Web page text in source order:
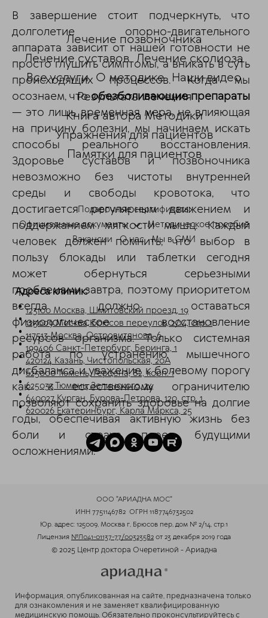
В завершение стоит подчеркнуть, что
долголетие опорно-двигательного
аппарата зависит от нашей готовности не
просто глушить симптомы, а вникать в суть
происходящих процессов. Когда мы
осознаем, чтообезболивающие препараты
— это лишь временная мера, не влияющая
на причину болезни, мы начинаем искать
способы реального восстановления.
Здоровье суставов и позвоночника
невозможно без чистоты внутренней
среды и свободы кровотока, что
достигается регулярным движением и
поддержанием мягкости мышц. Каждый
человек должен помнить, что выбор в
пользу блокады или таблетки сегодня
может обернуться серьезными
проблемами завтра, поэтому приоритетом
всегда должно оставаться
физиологическое восстановление
ресурсов организма. Только системная
работа по устранению мышечного
дисбаланса и уважение к болевому порогу
как к естественному ограничителю
позволяют сохранить здоровье на долгие
годы, обеспечивая активную жизнь без
боли и страха перед будущими
осложнениями.
Лечение позвоночника
Лечение суставов Лечение сколиоза
Все услуги О методике Наши видео
Результаты лечения
Книга автора Методики
Упражнения для пациентов
Памятки для пациентов
Подарочные сертификаты
Официальные документы
Методическое пособие
Вакансии
О нас Мы в СМИ
Адреса клиник:
123100 Москва, Шмитовский проезд, 19
125009 Москва, Брюсов переулок, 2/14, стр. 1
117513 Москва, Островитянова, 6
199406 Санкт-Петербург, Беринга, 1
420124 Казань, Чистопольская, 20А
625000 Тюмень, Герцена, 82, корп. 1
625033 Тюмень, Зелинского, 24
640027 Курган, Бурова-Петрова, 120, стр. 1
620026 Екатеринбург, Карла Маркса, 25
ООО "АРИАДНА МОС"
ИНН 7751146782 ОГРН 1187746732502
Юр. адрес: 125009, Москва г, Брюсов пер, дом № 2/14, стр.1
Лицензия №Л041-01137-77/00323582 от 23 декабря 2019 года
© 2025 Центр доктора Очеретиной - Ариадна
Информация, опубликованная на сайте, предназначена только
для ознакомления и не заменяет квалифицированную
медицинскую помощь. Обязательно проконсультируйтесь с
online
Мессенджеры
Свяжитесь с нами через любой удобный
мессенджер!